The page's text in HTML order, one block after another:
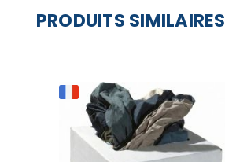
PRODUITS SIMILAIRES